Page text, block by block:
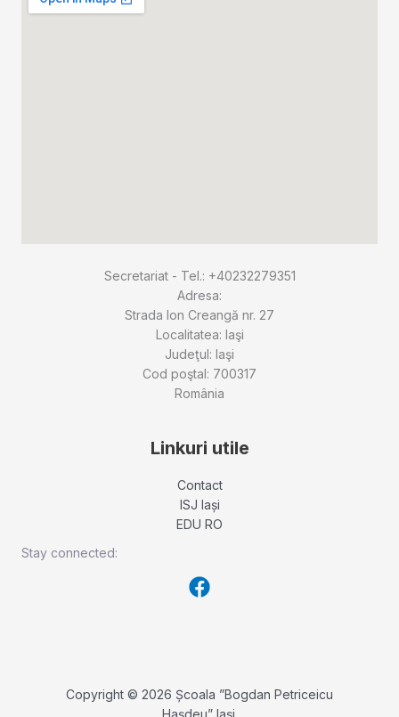
Secretariat - Tel.: +40232279351
Adresa:
Strada Ion Creangă nr. 27
Localitatea: Iaşi
Judeţul: Iaşi
Cod poştal: 700317
România
Linkuri utile
Contact
ISJ Iași
EDU RO
Stay connected:
Copyright © 2026 Școala ”Bogdan Petriceicu
Hașdeu” Iași.